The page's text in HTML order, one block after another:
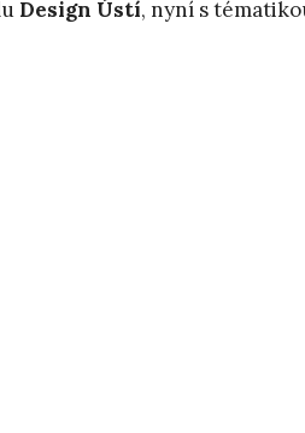
Design Ústí, nyní s